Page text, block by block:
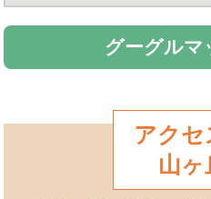
グーグルマ
アクセ
山ヶ